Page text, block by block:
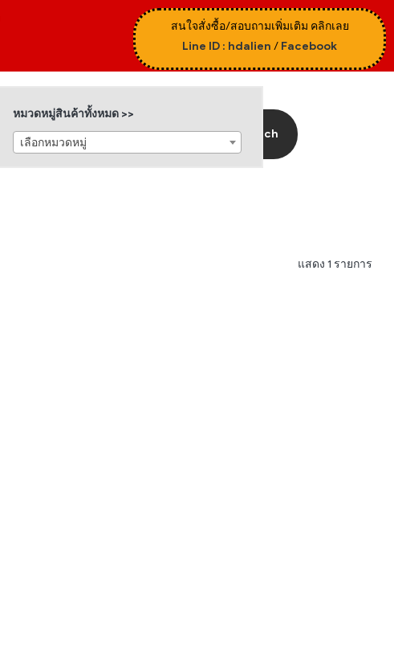
สนใจสั่งซื้อ/สอบถามเพิ่มเติม คลิกเลย
Line ID : hdalien / Facebook
Search
หมวดหมู่สินค้าทั้งหมด >>
เลือกหมวดหมู่
แสดง 1 รายการ